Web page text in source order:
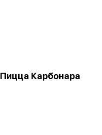
Пицца Карбонара